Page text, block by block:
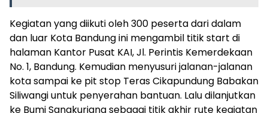
Kegiatan yang diikuti oleh 300 peserta dari dalam
dan luar Kota Bandung ini mengambil titik start di
halaman Kantor Pusat KAI, Jl. Perintis Kemerdekaan
No. 1, Bandung. Kemudian menyusuri jalanan-jalanan
kota sampai ke pit stop Teras Cikapundung Babakan
Siliwangi untuk penyerahan bantuan. Lalu dilanjutkan
ke Bumi Sangkuriang sebagai titik akhir rute kegiatan